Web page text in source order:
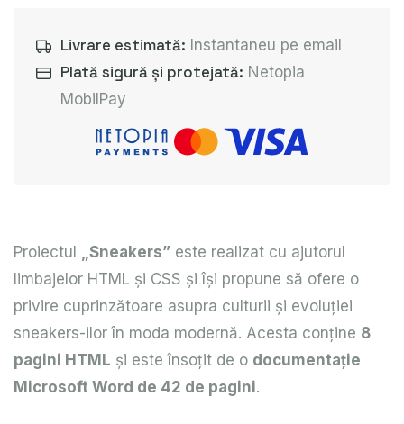
Livrare estimată: Instantaneu pe email
Plată sigură și protejată: Netopia
MobilPay
Proiectul „Sneakers” este realizat cu ajutorul
limbajelor HTML și CSS și își propune să ofere o
privire cuprinzătoare asupra culturii și evoluției
sneakers-ilor în moda modernă. Acesta conține 8
pagini HTML și este însoțit de o documentație
Microsoft Word de 42 de pagini.